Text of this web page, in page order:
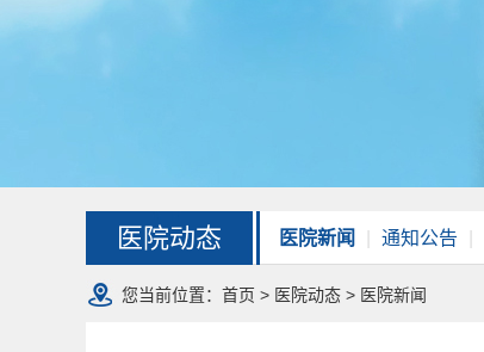
医院动态 医院新闻 通知公告
您当前位置： 首页 > 医院动态 > 医院新闻